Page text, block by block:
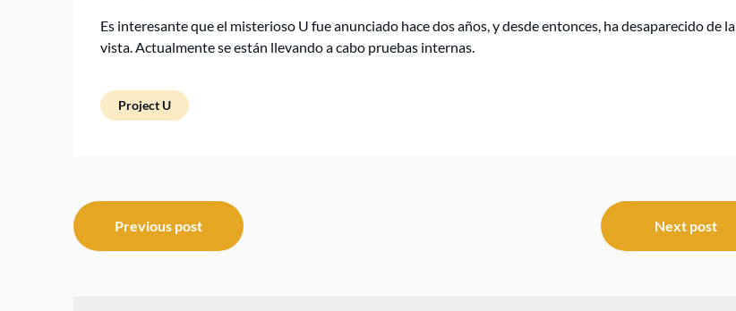
Es interesante que el misterioso U fue anunciado hace dos años, y desde entonces, ha desaparecido de la
vista. Actualmente se están llevando a cabo pruebas internas.
Project U
Post
navigation
Previous post Next post